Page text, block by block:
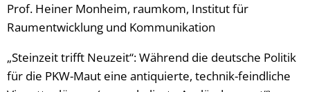
Prof. Heiner Monheim, raumkom, Institut für
Raumentwicklung und Kommunikation
„Steinzeit trifft Neuzeit“: Während die deutsche Politik
für die PKW-Maut eine antiquierte, technik-feindliche